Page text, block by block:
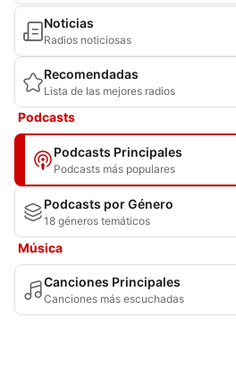
Noticias
Radios noticiosas
Recomendadas
Lista de las mejores radios
Podcasts
Podcasts Principales
Podcasts más populares
Podcasts por Género
18 géneros temáticos
Música
Canciones Principales
Canciones más escuchadas